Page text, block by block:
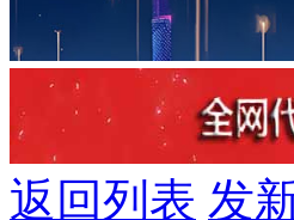
返回列表 发